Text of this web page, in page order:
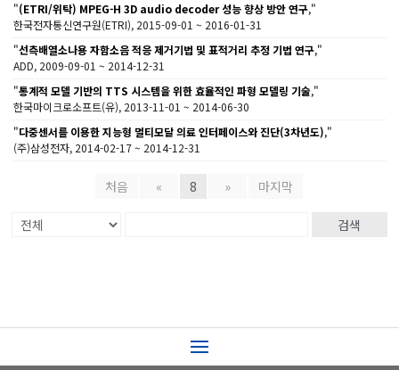
"(ETRI/위탁) MPEG-H 3D audio decoder 성능 향상 방안 연구,"
한국전자통신연구원(ETRI), 2015-09-01 ~ 2016-01-31
"선측배열소나용 자함소음 적응 제거기법 및 표적거리 추정 기법 연구,"
ADD, 2009-09-01 ~ 2014-12-31
"통계적 모델 기반의 TTS 시스템을 위한 효율적인 파형 모델링 기술,"
한국마이크로소프트(유), 2013-11-01 ~ 2014-06-30
"다중센서를 이용한 지능형 멀티모달 의료 인터페이스와 진단(3차년도),"
(주)삼성전자, 2014-02-17 ~ 2014-12-31
처음 « 8 » 마지막
검색